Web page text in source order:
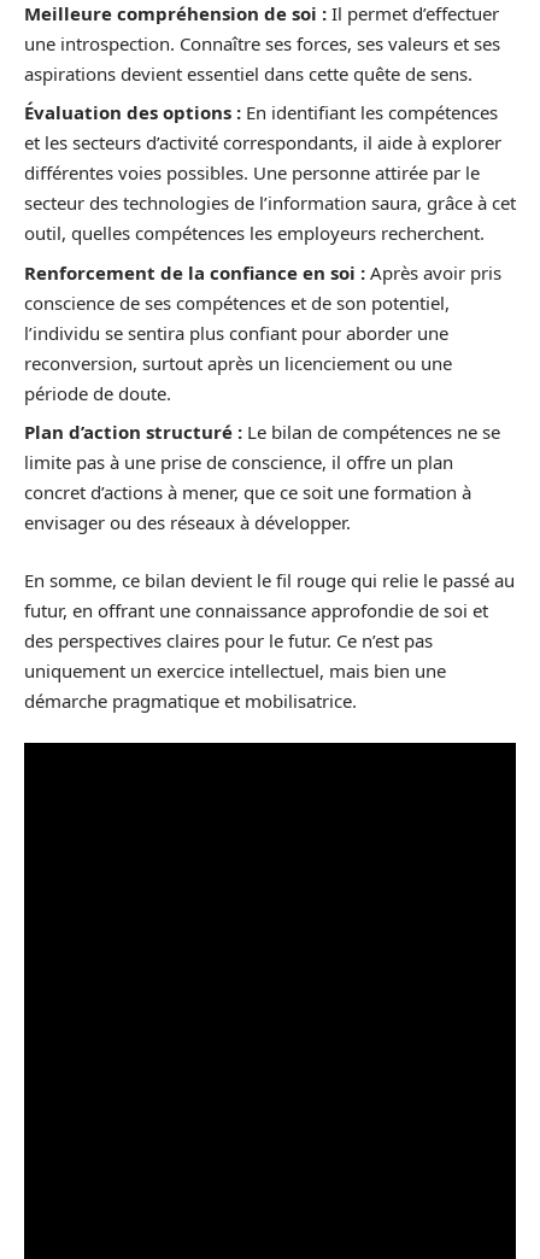
Meilleure compréhension de soi : Il permet d’effectuer
une introspection. Connaître ses forces, ses valeurs et ses
aspirations devient essentiel dans cette quête de sens.
Évaluation des options : En identifiant les compétences
et les secteurs d’activité correspondants, il aide à explorer
différentes voies possibles. Une personne attirée par le
secteur des technologies de l’information saura, grâce à cet
outil, quelles compétences les employeurs recherchent.
Renforcement de la confiance en soi : Après avoir pris
conscience de ses compétences et de son potentiel,
l’individu se sentira plus confiant pour aborder une
reconversion, surtout après un licenciement ou une
période de doute.
Plan d’action structuré : Le bilan de compétences ne se
limite pas à une prise de conscience, il offre un plan
concret d’actions à mener, que ce soit une formation à
envisager ou des réseaux à développer.
En somme, ce bilan devient le fil rouge qui relie le passé au
futur, en offrant une connaissance approfondie de soi et
des perspectives claires pour le futur. Ce n’est pas
uniquement un exercice intellectuel, mais bien une
démarche pragmatique et mobilisatrice.